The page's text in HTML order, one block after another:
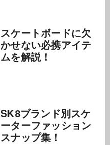
スケートボードに欠
かせない必携アイテ
ムを解説！
SK8ブランド別スケ
ーターファッション
スナップ集！